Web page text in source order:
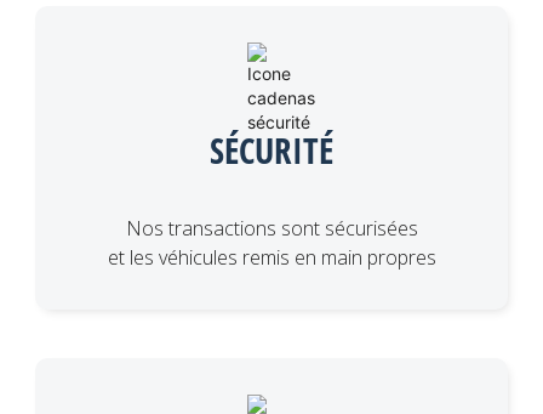
SÉCURITÉ
Nos transactions sont sécurisées
et les véhicules remis en main propres